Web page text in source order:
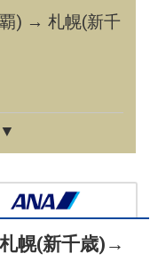
) → 札幌(新千
札幌(新千歳) →